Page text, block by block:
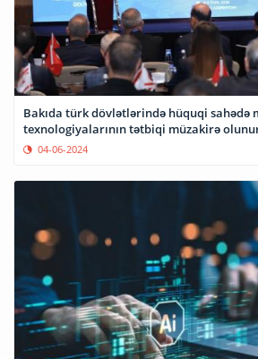
Bakıda türk dövlətlərində hüquqi sahədə
texnologiyalarının tətbiqi müzakirə
04-06-2024